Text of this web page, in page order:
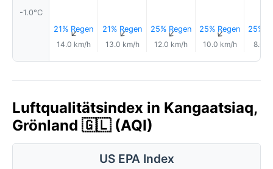
-1.0°C
21% Regen
↑
14.0 km/h
21% Regen
↑
13.0 km/h
25% Regen
↑
12.0 km/h
25% Regen
↑
10.0 km/h
25%
8.0
Luftqualitätsindex in Kangaatsiaq,
Grönland 🇬🇱 (AQI)
US EPA Index